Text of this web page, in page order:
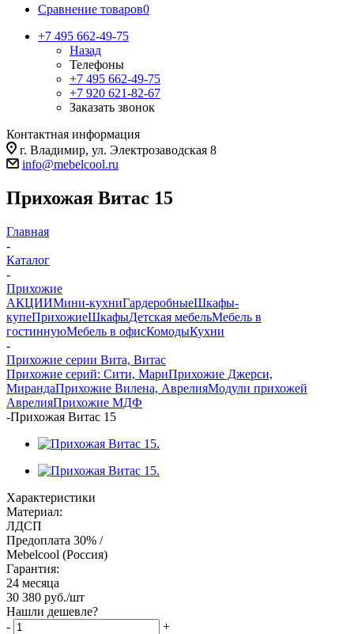
Сравнение товаров0
+7 495 662-49-75
Назад
Телефоны
+7 495 662-49-75
+7 920 621-82-67
Заказать звонок
Контактная информация
г. Владимир, ул. Электрозаводская 8
info@mebelcool.ru
Прихожая Витас 15
Главная
-
Каталог
-
Прихожие
АКЦИИМини-кухниГардеробныеШкафы-
купеПрихожиеШкафыДетская мебельМебель в
гостиннуюМебель в офисКомодыКухни
-
Прихожие серии Вита, Витас
Прихожие серий: Сити, МариПрихожие Джерси,
МирандаПрихожие Вилена, АврелияМодули прихожей
АврелияПрихожие МДФ
-Прихожая Витас 15
Характеристики
Материал:
ЛДСП
Предоплата 30% /
Mebelcool (Россия)
Гарантия:
24 месяца
30 380 руб./шт
Нашли дешевле?
-
+